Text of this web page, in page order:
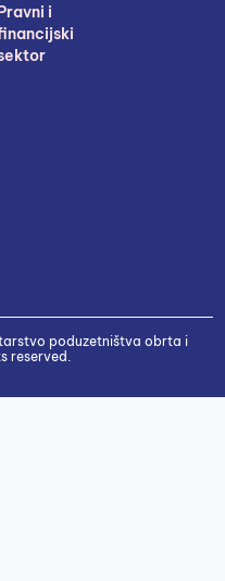
i
poduzetništva obrta i
reserved.